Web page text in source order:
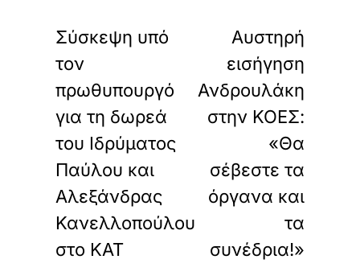
Σύσκεψη υπό
τον
πρωθυπουργό
για τη δωρεά
του Ιδρύματος
Παύλου και
Αλεξάνδρας
Κανελλοπούλου
στο ΚΑΤ
Αυστηρή
εισήγηση
Ανδρουλάκη
στην ΚΟΕΣ:
«Θα
σέβεστε τα
όργανα και
τα
συνέδρια!»